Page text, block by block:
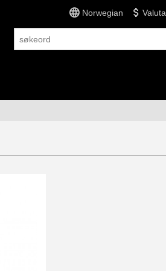
Norwegian Valuta